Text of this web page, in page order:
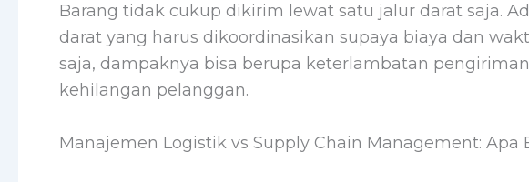
Barang tidak cukup dikirim lewat satu jalur darat saja.
darat yang harus dikoordinasikan supaya biaya dan
saja, dampaknya bisa berupa keterlambatan
kehilangan pelanggan.
Manajemen Logistik vs Supply Chain Management: Apa